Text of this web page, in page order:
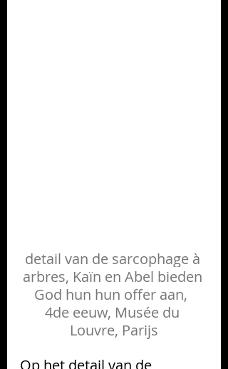
detail van de sarcophage à
arbres, Kaïn en Abel bieden
God hun hun offer aan,
4de eeuw, Musée du
Louvre, Parijs
Op het detail van de